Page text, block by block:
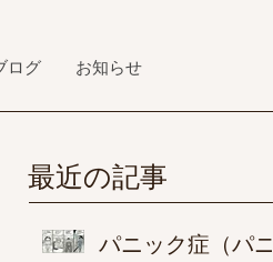
ログ お知らせ
最近の記事
パニック症（パニ